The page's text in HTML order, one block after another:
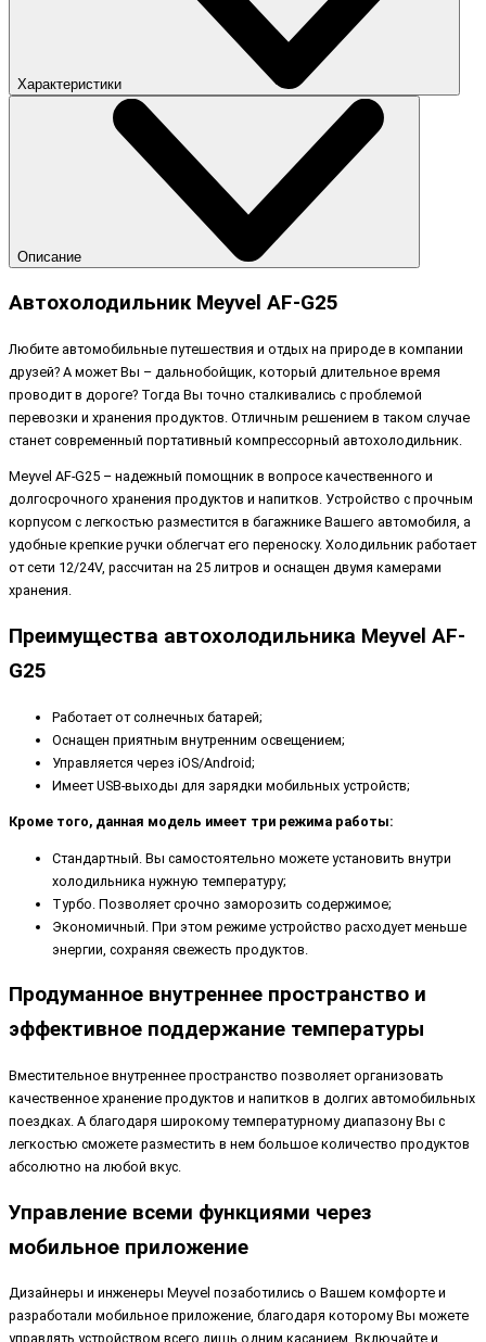
Характеристики
Описание
Автохолодильник Meyvel AF-G25
Любите автомобильные путешествия и отдых на природе в компании
друзей? А может Вы – дальнобойщик, который длительное время
проводит в дороге? Тогда Вы точно сталкивались с проблемой
перевозки и хранения продуктов. Отличным решением в таком случае
станет современный портативный компрессорный автохолодильник.
Meyvel AF-G25 – надежный помощник в вопросе качественного и
долгосрочного хранения продуктов и напитков. Устройство с прочным
корпусом с легкостью разместится в багажнике Вашего автомобиля, а
удобные крепкие ручки облегчат его переноску. Холодильник работает
от сети 12/24V, рассчитан на 25 литров и оснащен двумя камерами
хранения.
Преимущества автохолодильника Meyvel AF-
G25
Работает от солнечных батарей;
Оснащен приятным внутренним освещением;
Управляется через iOS/Android;
Имеет USB-выходы для зарядки мобильных устройств;
Кроме того, данная модель имеет три режима работы:
Стандартный. Вы самостоятельно можете установить внутри
холодильника нужную температуру;
Турбо. Позволяет срочно заморозить содержимое;
Экономичный. При этом режиме устройство расходует меньше
энергии, сохраняя свежесть продуктов.
Продуманное внутреннее пространство и
эффективное поддержание температуры
Вместительное внутреннее пространство позволяет организовать
качественное хранение продуктов и напитков в долгих автомобильных
поездках. А благодаря широкому температурному диапазону Вы с
легкостью сможете разместить в нем большое количество продуктов
абсолютно на любой вкус.
Управление всеми функциями через
мобильное приложение
Дизайнеры и инженеры Meyvel позаботились о Вашем комфорте и
разработали мобильное приложение, благодаря которому Вы можете
управлять устройством всего лишь одним касанием. Включайте и